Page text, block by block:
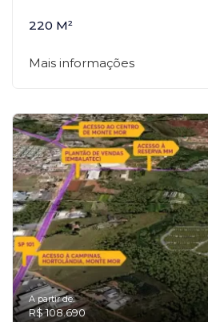
220 M²
Mais informações
A partir de:
R$ 108.690